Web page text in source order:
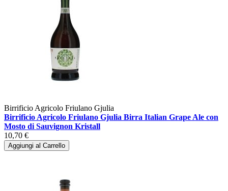
Birrificio Agricolo Friulano Gjulia
Birrificio Agricolo Friulano Gjulia Birra Italian Grape Ale con
Mosto di Sauvignon Kristall
10,70 €
Aggiungi al Carrello